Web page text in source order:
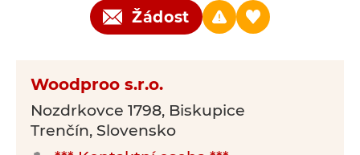
Žádost
Woodproo s.r.o.
Nozdrkovce 1798, Biskupice
Trenčín, Slovensko